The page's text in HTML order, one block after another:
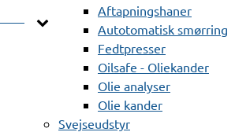
Aftapningshaner
Autotomatisk smørring
Fedtpresser
Oilsafe - Oliekander
Olie analyser
Olie kander
Svejseudstyr